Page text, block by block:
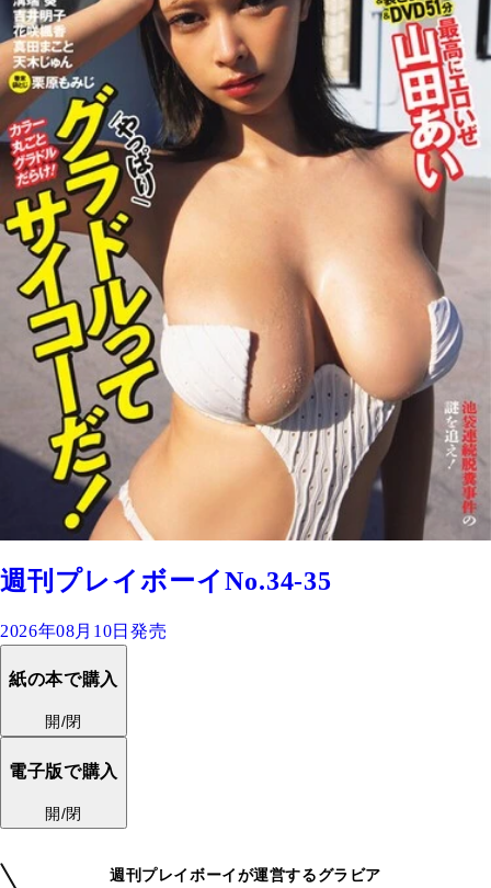
週刊プレイボーイNo.34-35
2026年08月10日発売
紙の本で購入
開/閉
電子版で購入
開/閉
週刊プレイボーイが運営するグラビア